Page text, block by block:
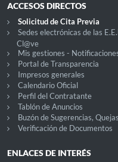
ACCESOS DIRECTOS
Solicitud de Cita Previa
Sedes electrónicas de las
Cl@ve
Mis gestiones -
Portal de Transparencia
Impresos generales
Calendario Oficial
Perfil del Contratante
Tablón de Anuncios
Buzón de Sugerencias,
Verificación de Documentos
ENLACES DE INTERÉS